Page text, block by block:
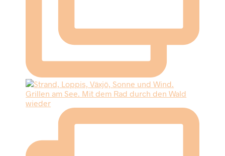
Grillen am See. Mit dem Rad durch den Wald
wieder